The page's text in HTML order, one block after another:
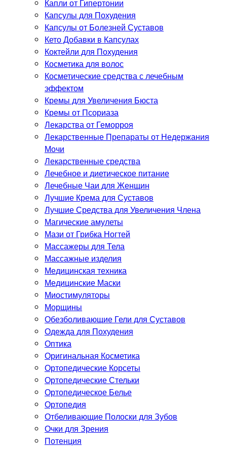
Капли от Гипертонии
Капсулы для Похудения
Капсулы от Болезней Суставов
Кето Добавки в Капсулах
Коктейли для Похудения
Косметика для волос
Косметические средства с лечебным
эффектом
Кремы для Увеличения Бюста
Кремы от Псориаза
Лекарства от Геморроя
Лекарственные Препараты от Недержания
Мочи
Лекарственные средства
Лечебное и диетическое питание
Лечебные Чаи для Женщин
Лучшие Крема для Суставов
Лучшие Средства для Увеличения Члена
Магические амулеты
Мази от Грибка Ногтей
Массажеры для Тела
Массажные изделия
Медицинская техника
Медицинские Маски
Миостимуляторы
Морщины
Обезболивающие Гели для Суставов
Одежда для Похудения
Оптика
Оригинальная Косметика
Ортопедические Корсеты
Ортопедические Стельки
Ортопедическое Белье
Ортопедия
Отбеливающие Полоски для Зубов
Очки для Зрения
Потенция